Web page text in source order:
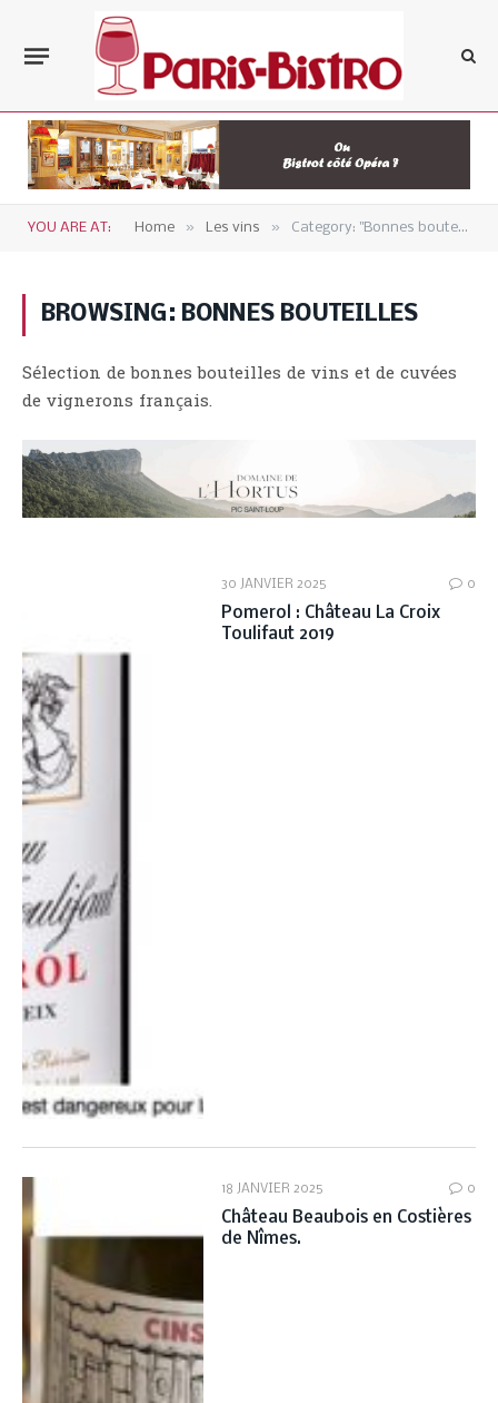
YOU ARE AT: Home » Les vins » Category: "Bonnes bouteilles" (Page 3)
BROWSING: BONNES BOUTEILLES
Sélection de bonnes bouteilles de vins et de cuvées
de vignerons français.
30 JANVIER 2025 0
Pomerol : Château La Croix
Toulifaut 2019
18 JANVIER 2025 0
Château Beaubois en Costières
de Nîmes.